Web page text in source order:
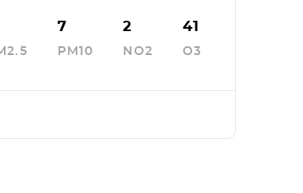
7
PM10
2
NO2
41
O3